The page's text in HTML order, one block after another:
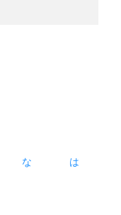
な は